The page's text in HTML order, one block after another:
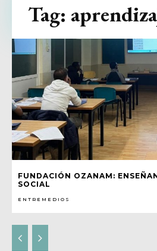
FUNDACIÓN OZANAM:
SOCIAL
ENTREMEDIOS
Tag: